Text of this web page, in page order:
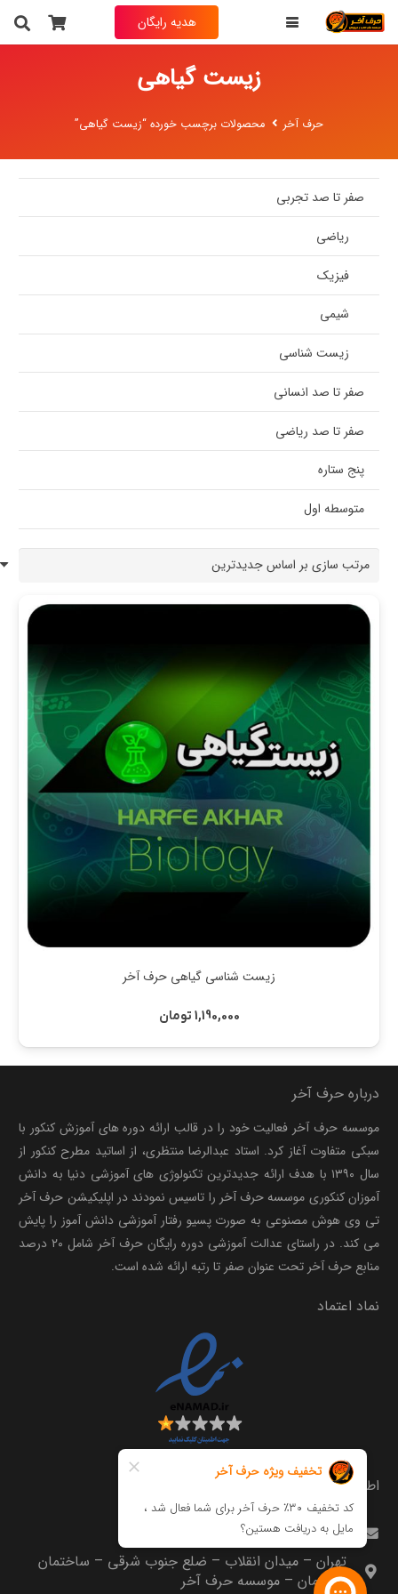
هدیه رایگان
زیست گیاهی
حرف آخر محصولات برچسب خورده “زیست گیاهی”
صفر تا صد تجربی
ریاضی
فیزیک
شیمی
زیست شناسی
صفر تا صد انسانی
صفر تا صد ریاضی
پنج ستاره
متوسطه اول
زیست شناسی گیاهی حرف آخر
1,190,000 تومان
درباره حرف آخر
موسسه حرف آخر فعالیت خود را در قالب ارائه دوره های آموزش کنکور با
سبکی متفاوت آغاز کرد. استاد عبدالرضا منتظری، از اساتید مطرح کنکور از
سال ۱۳۹۰ با هدف ارائه جدیدترین تکنولوژی های آموزشی دنیا به دانش
آموزان کنکوری موسسه حرف آخر را تاسیس نمودند در اپلیکیشن حرف آخر
تی وی هوش مصنوعی به صورت پسیو رفتار آموزشی دانش آموز را پایش
می کند. در راستای عدالت آموزشی دوره رایگان حرف آخر شامل ۲۰ درصد
منابع حرف آخر تحت عنوان صفر تا رتبه ارائه شده است.
نماد اعتماد
اطلاعات تماس
info@harfeakhar.com
تهران – میدان انقلاب – ضلع جنوب شرقی – ساختمان
مترجمان – موسسه حرف آخر